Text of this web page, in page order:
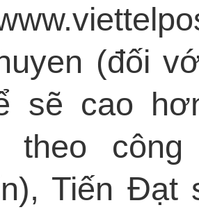
(đối
sẽ cao
theo
Tiến Đạt